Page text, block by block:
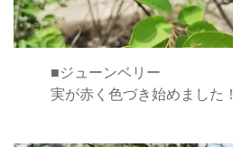
■ジューンベリー
実が赤く色づき始めました！